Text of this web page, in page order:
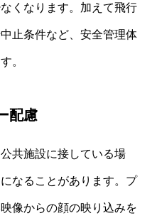
くなります。加えて飛行
止条件など、安全管理体
。
配慮
共施設に接している場
なることがあります。プ
像からの顔の映り込みを